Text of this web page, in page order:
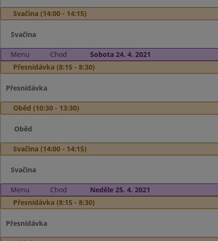
Svačina (14:00 - 14:15)
Svačina
Menu Chod
Sobota 24. 4. 2021
Přesnídávka (8:15 - 8:30)
Přesnídávka
Oběd (10:30 - 13:30)
Oběd
Svačina (14:00 - 14:15)
Svačina
Menu Chod
Neděle 25. 4. 2021
Přesnídávka (8:15 - 8:30)
Přesnídávka